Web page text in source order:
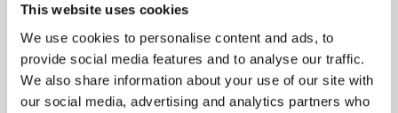
This website uses cookies
We use cookies to personalise content and ads, to
provide social media features and to analyse our traffic.
We also share information about your use of our site with
our social media, advertising and analytics partners who
2770 Kastrup
Snapskildpadde (Chelydra serpentina)